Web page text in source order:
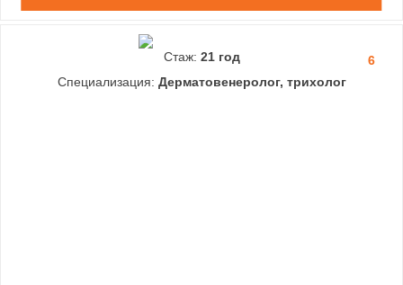
6
Стаж: 21 год
Специализация: Дерматовенеролог, трихолог